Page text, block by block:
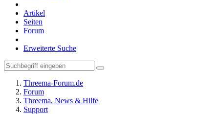
Artikel
Seiten
Forum
Erweiterte Suche
Threema-Forum.de
Forum
Threema, News & Hilfe
Support